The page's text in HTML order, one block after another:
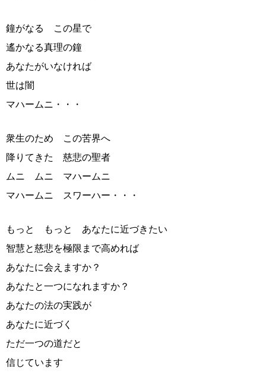
鐘がなる この星で
遙かなる真理の鐘
あなたがいなければ
世は闇
マハームニ・・・
衆生のため この苦界へ
降りてきた 慈悲の聖者
ムニ ムニ マハームニ
マハームニ スワーハー・・・
もっと もっと あなたに近づきたい
智慧と慈悲を極限まで高めれば
あなたに会えますか？
あなたと一つになれますか？
あなたの法の実践が
あなたに近づく
ただ一つの道だと
信じています